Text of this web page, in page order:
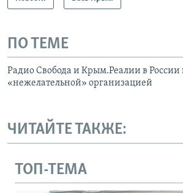
ПО ТЕМЕ
Радио Свобода и Крым.Реалии в России
«нежелательной» организацией
ЧИТАЙТЕ ТАКЖЕ:
ТОП-ТЕМА